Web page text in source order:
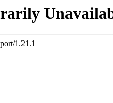
1.21.1